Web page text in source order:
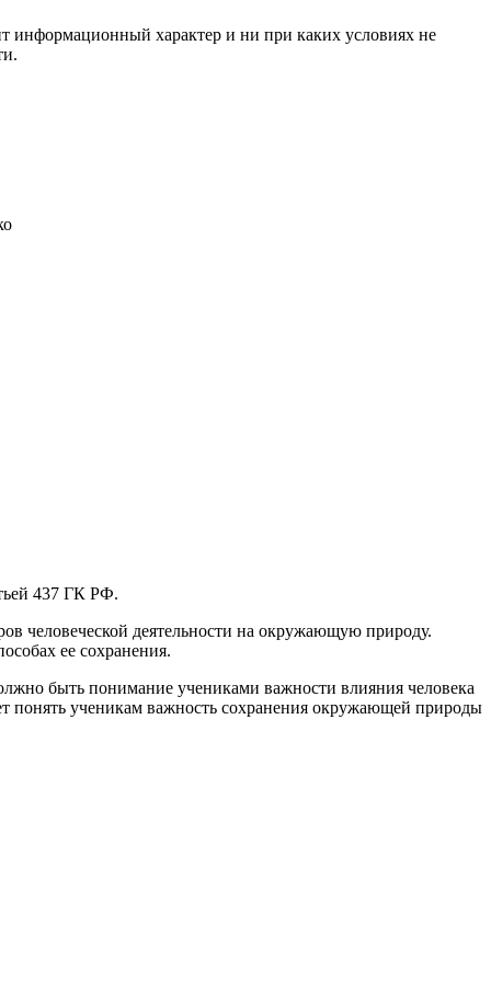
информационный характер и ни при каких условиях не
437 ГК РФ.
человеческой деятельности на окружающую природу.
ее сохранения.
быть понимание учениками важности влияния человека
понять ученикам важность сохранения окружающей природы